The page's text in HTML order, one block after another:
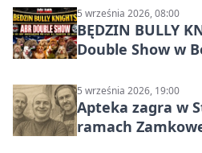
5 września 2026, 08:00
BĘDZIN BULLY
Double Show w
5 września 2026, 19:00
Apteka zagra w
ramach